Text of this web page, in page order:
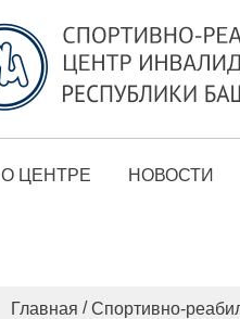
О ЦЕНТРЕ НОВОСТИ
Главная /Спортивно-